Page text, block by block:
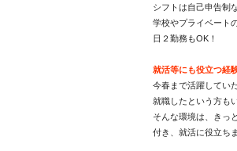
シフトは自己申告制
学校やプライベート
日２勤務もOK！
就活等にも役立つ経
今春まで活躍してい
就職したという方も
そんな環境は、きっ
付き、就活に役立ち